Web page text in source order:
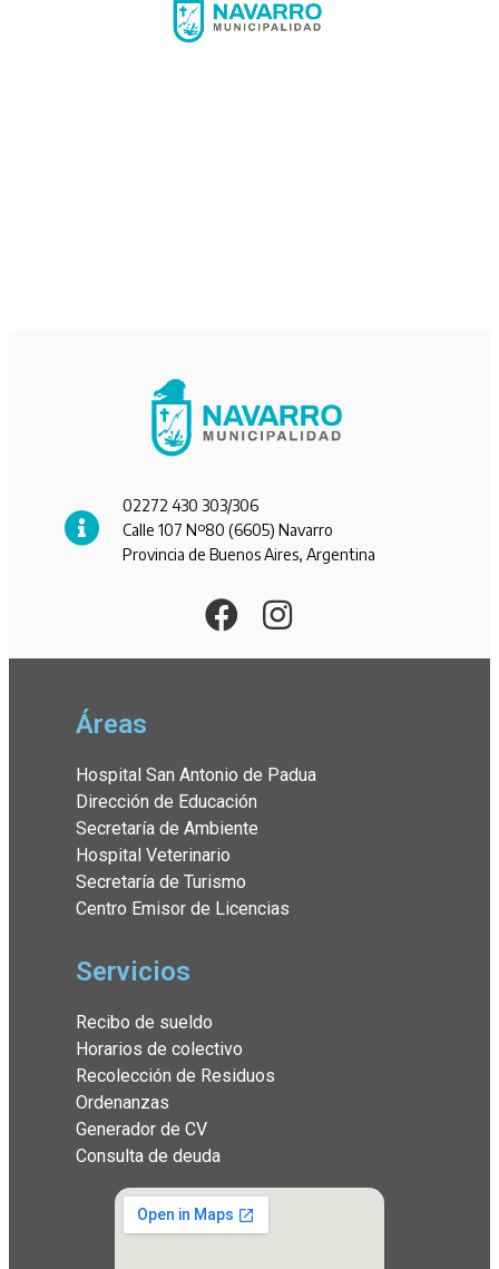
02272 430 303/306
Calle 107 Nº80 (6605) Navarro
Provincia de Buenos Aires, Argentina
Áreas
Hospital San Antonio de Padua
Dirección de Educación
Secretaría de Ambiente
Hospital Veterinario
Secretaría de Turismo
Centro Emisor de Licencias
Servicios
Recibo de sueldo
Horarios de colectivo
Recolección de Residuos
Ordenanzas
Generador de CV
Consulta de deuda